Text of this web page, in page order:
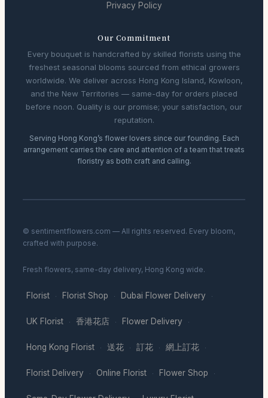
Privacy Policy
Our Commitment
Every bouquet is handcrafted by skilled florists using the
freshest seasonal blooms sourced from ethical growers
worldwide. We deliver across Hong Kong Island, Kowloon,
and the New Territories — same-day for orders placed
before noon. Quality is our promise; your satisfaction, our
reputation.
Serving Hong Kong’s flower lovers since our founding. Each
arrangement carries the care and attention of a team that treats
floristry as both craft and calling.
© sentimentflowers.com — All rights reserved. Every bloom,
crafted with purpose.
Fresh flowers, same-day delivery, Hong Kong wide.
Florist · Florist Shop · Dubai Flower Delivery ·
UK Florist · 香港花店 · Flower Delivery ·
Hong Kong Florist · 送花 · 訂花 · 網上訂花 ·
Florist Delivery · Online Florist · Flower Shop ·